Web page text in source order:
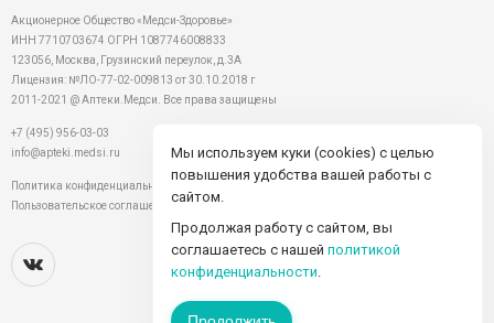
Акционерное Общество «Медси-Здоровье»
ИНН 7710703674 ОГРН 1087746008833
123056, Москва, Грузинский переулок, д.3А
Лицензия: №ЛО-77-02-009813 от 30.10.2018 г
2011-2021 @ Аптеки.Медси. Все права защищены
+7 (495) 956-03-03
info@apteki.medsi.ru
Политика конфиденциальности
Пользовательское соглашение
Мы используем куки (cookies) с целью
повышения удобства вашей работы с
сайтом.
Продолжая работу с сайтом, вы
соглашаетесь с нашей политикой
конфиденциальности